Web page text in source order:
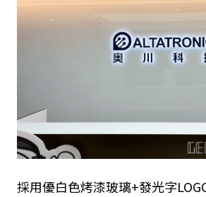
採用優白色烤漆玻璃+發光字